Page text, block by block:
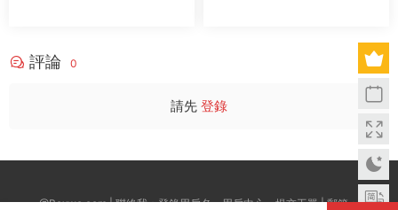
評論 0
請先 登錄
@Boxwc.com | 聯絡我：登錄用戶名--用戶中心--提交工單 | 郵箱：